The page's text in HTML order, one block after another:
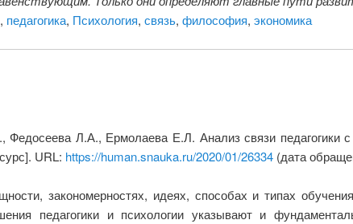
, педагогика, Психология, связь, философия, экономика
Л.А., Ермолаева Е.Л. Анализ связи педагогики
URL: https://human.snauka.ru/2020/01/26334(дата
закономерностях, идеях, способах и типах
педагогики и психологии указывают и